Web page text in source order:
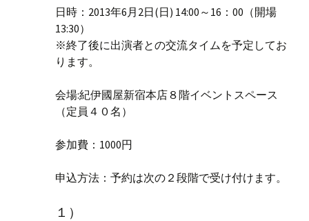
日時：2013年6月2日(日) 14:00～16：00（開場
13:30）
※終了後に出演者との交流タイムを予定してお
ります。
会場:紀伊國屋新宿本店８階イベントスペース
（定員４０名）
参加費：1000円
申込方法：予約は次の２段階で受け付けます。
１）